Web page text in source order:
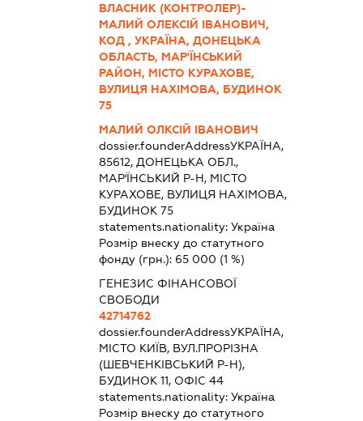
ВЛАСНИК (КОНТРОЛЕР)-
МАЛИЙ ОЛЕКСІЙ ІВАНОВИЧ,
КОД , УКРАЇНА, ДОНЕЦЬКА
ОБЛАСТЬ, МАР'ЇНСЬКИЙ
РАЙОН, МІСТО КУРАХОВЕ,
ВУЛИЦЯ НАХІМОВА, БУДИНОК
75
МАЛИЙ ОЛКСІЙ ІВАНОВИЧ
dossier.founderAddressУКРАЇНА,
85612, ДОНЕЦЬКА ОБЛ.,
МАР'ЇНСЬКИЙ Р-Н, МІСТО
КУРАХОВЕ, ВУЛИЦЯ НАХІМОВА,
БУДИНОК 75
statements.nationality: Україна
Розмір внеску до статутного
фонду (грн.): 65 000 (1 %)
ГЕНЕЗИС ФІНАНСОВОЇ
СВОБОДИ
42714762
dossier.founderAddressУКРАЇНА,
МІСТО КИЇВ, ВУЛ.ПРОРІЗНА
(ШЕВЧЕНКІВСЬКИЙ Р-Н),
БУДИНОК 11, ОФІС 44
statements.nationality: Україна
Розмір внеску до статутного